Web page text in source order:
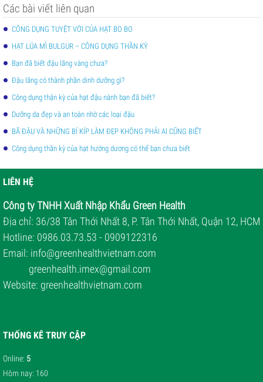
Các bài viết liên quan
CÔNG DỤNG TUYỆT VỜI CỦA HẠT BO BO
HẠT LÚA MÌ BULGUR – CÔNG DỤNG THẦN KỲ
Bạn đã biết đậu lăng vàng chưa?
Đậu lăng có thành phần dinh dưỡng gì?
Công dụng thận kỳ của hạt đậu nành bạn đã biết?
Dưỡng da đẹp và an toàn nhờ các loại đậu
BÃ ĐẬU VÀ NHỮNG BÍ KÍP LÀM ĐẸP KHÔNG PHẢI AI CŨNG BIẾT
Công dụng thần kỳ của hạt hướng dương có thể bạn chưa biết
LIÊN HỆ
Công ty TNHH Xuất Nhập Khẩu Green Health
Địa chỉ: 36/38 Tân Thới Nhất 8, P. Tân Thới Nhất, Quận 12, HCM
Hotline: 0986.03.73.53 - 0909122316
Email: info@greenhealthvietnam.com
greenhealth.imex@gmail.com
Website: greenhealthvietnam.com
THỐNG KÊ TRUY CẬP
Online: 5
Hôm nay: 160